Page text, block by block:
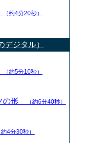
（約4分20秒）
ジタル）
（約5分10秒）
の形 （約6分40秒）
約4分30秒）